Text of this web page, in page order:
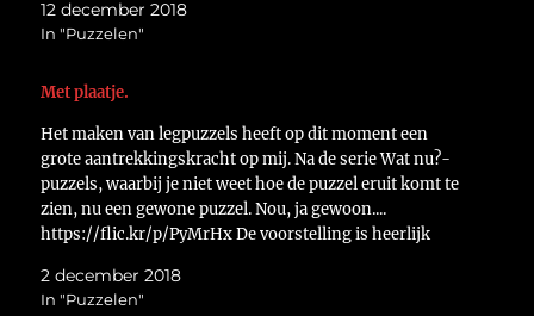
12 december 2018
In "Puzzelen"
Met plaatje.
Het maken van legpuzzels heeft op dit moment een
grote aantrekkingskracht op mij. Na de serie Wat nu?-
puzzels, waarbij je niet weet hoe de puzzel eruit komt te
zien, nu een gewone puzzel. Nou, ja gewoon....
https://flic.kr/p/PyMrHx De voorstelling is heerlijk
ben voorlopig zoet.…
2 december 2018
In "Puzzelen"